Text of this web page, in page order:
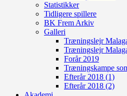
Statistikker
Tidligere spillere
BK Frem Arkiv
Galleri
Træningslejr
Træningslejr
Forår 2019
Træningskampe
Efterår 2018 (1)
Efterår 2018 (2)